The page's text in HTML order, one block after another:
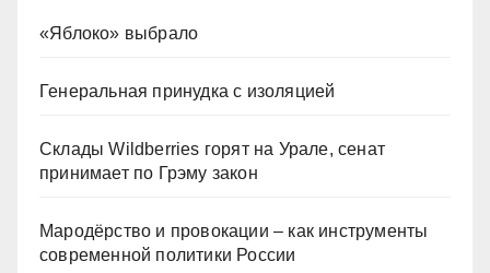
«Яблоко» выбрало
Генеральная принудка с изоляцией
Склады Wildberries горят на Урале, сенат
принимает по Грэму закон
Мародёрство и провокации – как инструменты
современной политики России